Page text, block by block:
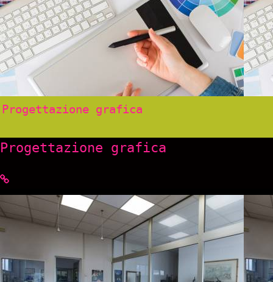
Progettazione grafica
Progettazione grafica